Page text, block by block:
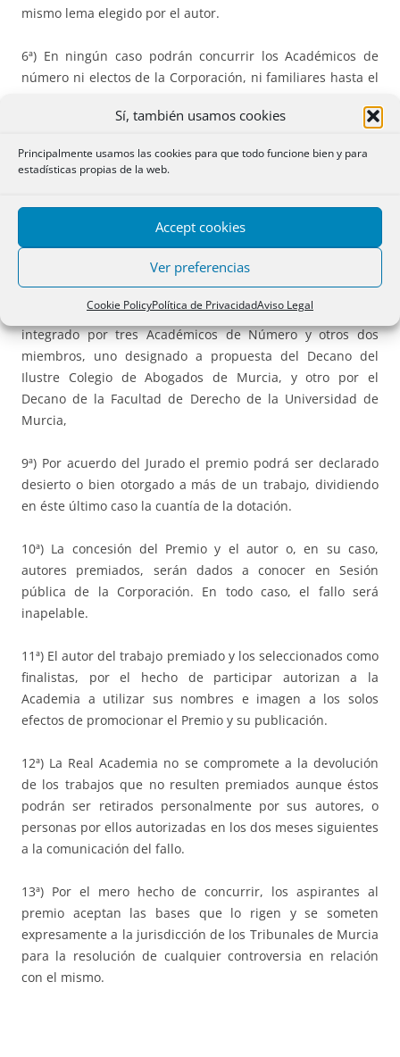
Sí, también usamos cookies
Principalmente usamos las cookies para que todo funcione bien y para
estadísticas propias de la web.
Accept cookies
Ver preferencias
Cookie PolicyPolítica de PrivacidadAviso Legal
mismo lema elegido por el autor.
6ª) En ningún caso podrán concurrir los Académicos de
número ni electos de la Corporación, ni familiares hasta el
la Secretaría de la Real Academia de Legislación y
Universidad de Murcia, c/ Santo Cristo 1, 30001, a la
atención de la Sra. Académica Secretaria General, antes de
las veinte horas del día 20 de diciembre de 2.019.
8ª) El Premio será otorgado por un Jurado constituido
conforme al reglamento interno que rige el concurso e
integrado por tres Académicos de Número y otros dos
miembros, uno designado a propuesta del Decano del
Ilustre Colegio de Abogados de Murcia, y otro por el
Decano de la Facultad de Derecho de la Universidad de
Murcia,
9ª) Por acuerdo del Jurado el premio podrá ser declarado
desierto o bien otorgado a más de un trabajo, dividiendo
en éste último caso la cuantía de la dotación.
10ª) La concesión del Premio y el autor o, en su caso,
autores premiados, serán dados a conocer en Sesión
pública de la Corporación. En todo caso, el fallo será
inapelable.
11ª) El autor del trabajo premiado y los seleccionados como
finalistas, por el hecho de participar autorizan a la
Academia a utilizar sus nombres e imagen a los solos
efectos de promocionar el Premio y su publicación.
12ª) La Real Academia no se compromete a la devolución
de los trabajos que no resulten premiados aunque éstos
podrán ser retirados personalmente por sus autores, o
personas por ellos autorizadas en los dos meses siguientes
a la comunicación del fallo.
13ª) Por el mero hecho de concurrir, los aspirantes al
premio aceptan las bases que lo rigen y se someten
expresamente a la jurisdicción de los Tribunales de Murcia
para la resolución de cualquier controversia en relación
con el mismo.